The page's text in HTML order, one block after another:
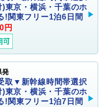
東京・横浜・千葉のホ
!関東フリー1泊6日間
円
発
取▼新幹線時間帯選択
東京・横浜・千葉のホ
!関東フリー1泊7日間